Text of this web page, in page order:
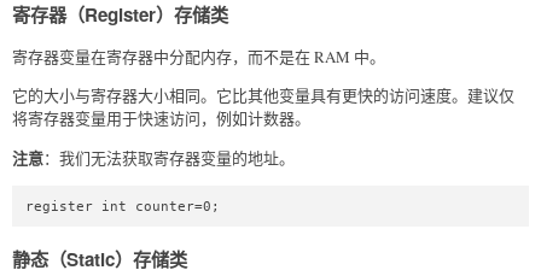
寄存器（Register）存储类
寄存器变量在寄存器中分配内存，而不是在 RAM 中。
它的大小与寄存器大小相同。它比其他变量具有更快的访问速度。建议仅
将寄存器变量用于快速访问，例如计数器。
注意：我们无法获取寄存器变量的地址。
register int counter=0;
静态（Static）存储类